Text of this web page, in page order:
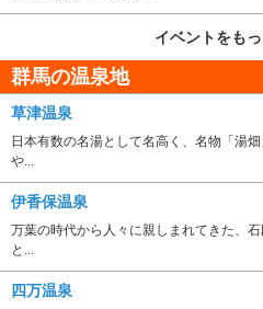
イベントをも
群馬の温泉地
草津温泉
日本有数の名湯として名高く、名物「湯
や...
伊香保温泉
万葉の時代から人々に親しまれてきた、
と...
四万温泉